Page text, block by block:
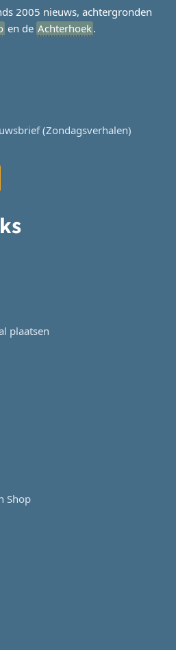
2005 nieuws, achtergronden
en de Achterhoek.
(Zondagsverhalen)
plaatsen
Shop